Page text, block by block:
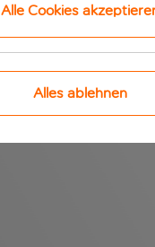
Alle Cookies
Alles ablehnen